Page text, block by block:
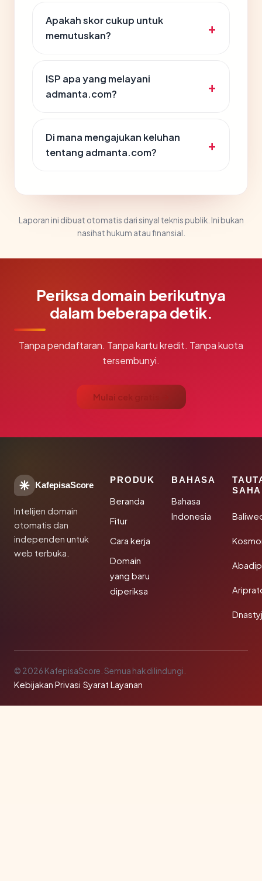
Apakah skor cukup untuk
memutuskan?
ISP apa yang melayani
admanta.com?
Di mana mengajukan keluhan
tentang admanta.com?
Laporan ini dibuat otomatis dari sinyal teknis publik. Ini bukan
nasihat hukum atau finansial.
Periksa domain berikutnya
dalam beberapa detik.
Tanpa pendaftaran. Tanpa kartu kredit. Tanpa kuota
tersembunyi.
Mulai cek gratis →
KafepisaScore
Intelijen domain
otomatis dan
independen untuk
web terbuka.
PRODUK
Beranda
Fitur
Cara kerja
Domain
yang baru
diperiksa
BAHASA
Bahasa
Indonesia
© 2026 KafepisaScore. Semua hak dilindungi.
Kebijakan Privasi·Syarat Layanan